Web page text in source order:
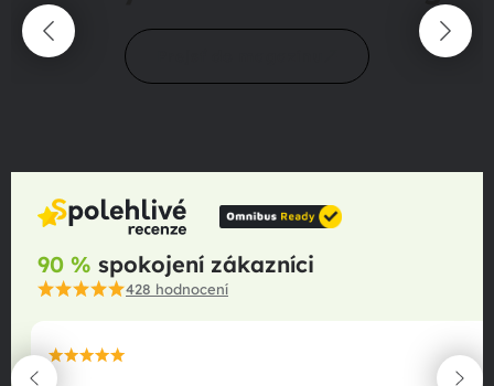
90 % spokojení zákazníci
428 hodnocení
maximální spokojenost